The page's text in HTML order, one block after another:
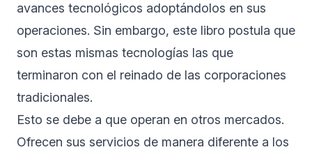
avances tecnológicos adoptándolos en sus
operaciones. Sin embargo, este libro postula que
son estas mismas tecnologías las que
terminaron con el reinado de las corporaciones
tradicionales.
Esto se debe a que operan en otros mercados.
Ofrecen sus servicios de manera diferente a los